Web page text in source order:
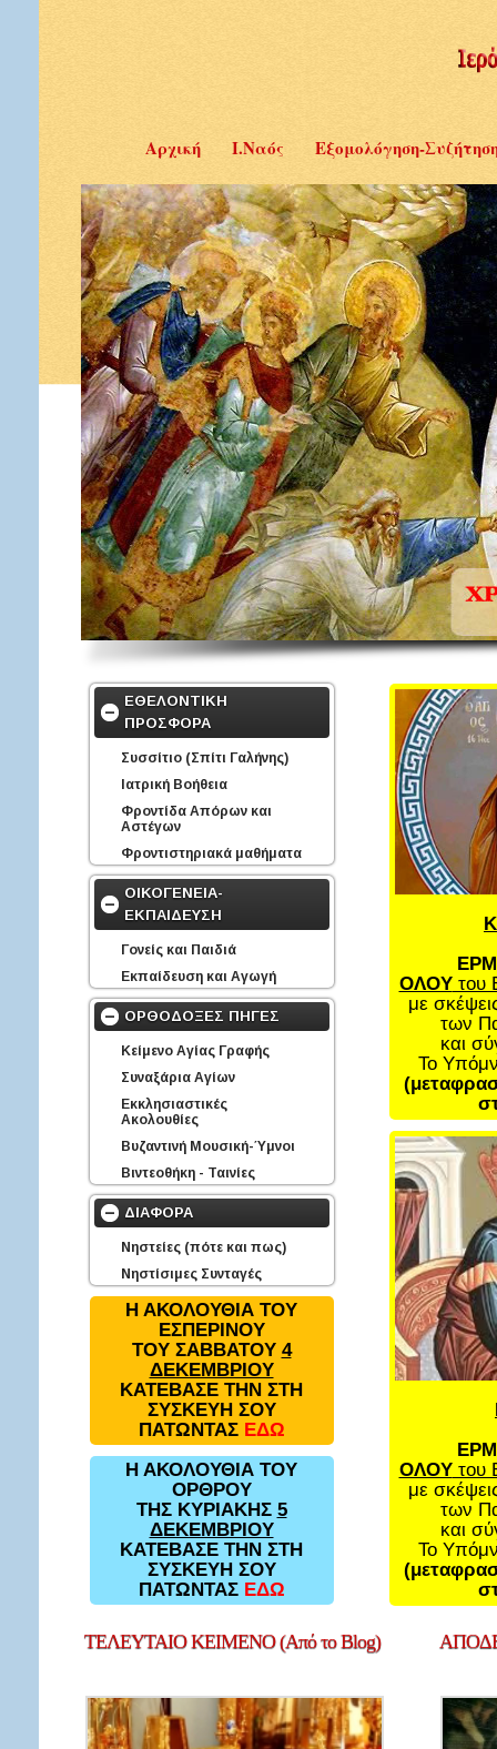
Αρχική Ι.Ναός Εξομολόγηση-
ΕΘΕΛΟΝΤΙΚΗ
ΠΡΟΣΦΟΡΑ
Συσσίτιο (Σπίτι Γαλήνης)
Ιατρική Βοήθεια
Φροντίδα Απόρων και
Αστέγων
Φροντιστηριακά μαθήματα
ΟΙΚΟΓΕΝΕΙΑ-
ΕΚΠΑΙΔΕΥΣΗ
Γονείς και Παιδιά
Εκπαίδευση και Αγωγή
ΟΡΘΟΔΟΞΕΣ ΠΗΓΕΣ
Κείμενο Αγίας Γραφής
Συναξάρια Αγίων
Εκκλησιαστικές
Ακολουθίες
Βυζαντινή Μουσική-Ύμνοι
Βιντεοθήκη - Ταινίες
ΔΙΑΦΟΡΑ
Νηστείες (πότε και πως)
Νηστίσιμες Συνταγές
Η ΑΚΟΛΟΥΘΙΑ ΤΟΥ
ΕΣΠΕΡΙΝΟΥ
ΤΟΥ ΣΑΒΒΑΤΟΥ 4
ΔΕΚΕΜΒΡΙΟΥ
ΚΑΤΕΒΑΣΕ ΤΗΝ ΣΤΗ
ΣΥΣΚΕΥΗ ΣΟΥ
ΠΑΤΩΝΤΑΣ ΕΔΩ
Η ΑΚΟΛΟΥΘΙΑ ΤΟΥ
ΟΡΘΡΟΥ
ΤΗΣ ΚΥΡΙΑΚΗΣ 5
ΔΕΚΕΜΒΡΙΟΥ
ΚΑΤΕΒΑΣΕ ΤΗΝ ΣΤΗ
ΣΥΣΚΕΥΗ ΣΟΥ
ΠΑΤΩΝΤΑΣ ΕΔΩ
ΟΛΟΥτου
με
των
και
Το
ΟΛΟΥτου
με
των
και
Το
ΤΕΛΕΥΤΑΙΟΚΕΙΜΕΝΟ (Από το Blog)